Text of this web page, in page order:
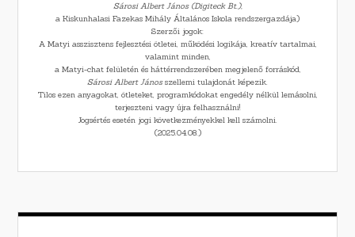
Sárosi Albert János (Digiteck Bt.),
a Kiskunhalasi Fazekas Mihály Általános Iskola rendszergazdája)
Szerzői jogok:
A Matyi asszisztens fejlesztési ötletei, működési logikája, kreatív tartalmai,
valamint minden,
a Matyi-chat felületén és háttérrendszerében megjelenő forráskód,
Sárosi Albert Jánosszellemi tulajdonát képezik.
Tilos ezen anyagokat, ötleteket, programkódokat engedély nélkül lemásolni,
terjeszteni vagy újra felhasználni!
Jogsértés esetén jogi következményekkel kell számolni.
(2025.04.08.)